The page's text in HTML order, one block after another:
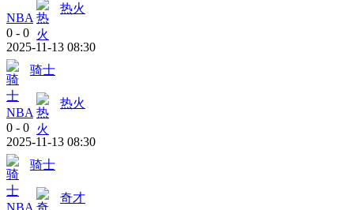
NBA
热火
0 - 0
2025-11-13 08:30
骑士
NBA
热火
0 - 0
2025-11-13 08:30
骑士
NBA
奇才